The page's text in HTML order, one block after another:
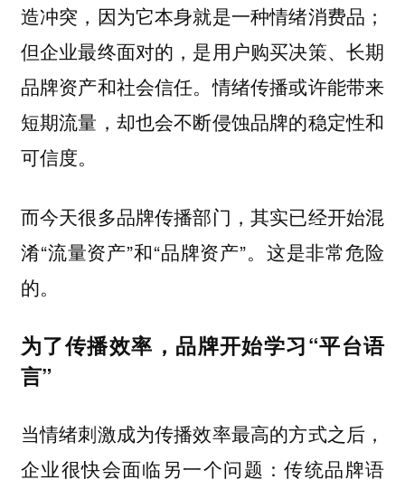
造冲突，因为它本身就是一种情绪消费品；
但企业最终面对的，是用户购买决策、长期
品牌资产和社会信任。情绪传播或许能带来
短期流量，却也会不断侵蚀品牌的稳定性和
可信度。
而今天很多品牌传播部门，其实已经开始混
淆“流量资产”和“品牌资产”。这是非常危险
的。
为了传播效率，品牌开始学习“平台语
言”
当情绪刺激成为传播效率最高的方式之后，
企业很快会面临另一个问题：传统品牌语